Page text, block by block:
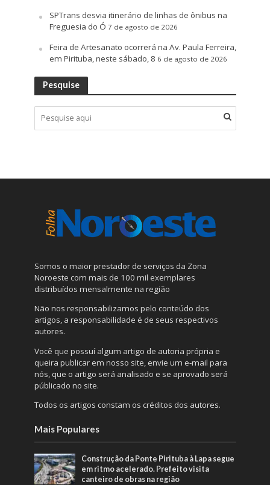
SPTrans desvia itinerário de linhas de ônibus na
Freguesia do Ó 7 de agosto de 2026
Feira de Artesanato ocorrerá na Av. Paula Ferreira,
em Pirituba, neste sábado, 8 6 de agosto de 2026
Pesquise
Somos o maior prestador de serviços da Zona
Noroeste com mais de 100 mil exemplares
distribuídos mensalmente na região
Não nos responsabilizamos pelo conteúdo dos
artigos, a responsabilidade é de seus respectivos
autores.
Você que possuí algum artigo de autoria própria e
queira publicar em nosso site, envie um e-mail para
nós, que o artigo será analisado e se aprovado será
públicado no site.
Todos os artigos constam os créditos dos autores.
Mais Populares
Construção da Ponte Pirituba à Lapa segue
em ritmo acelerado. Prefeito visita
canteiro de obras na região